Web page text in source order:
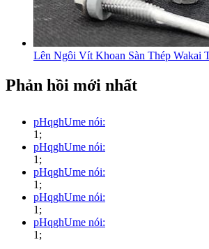
Lên Ngôi Vít Khoan Sàn Thép Wakai
Phản hồi mới nhất
pHqghUme nói:
1;
pHqghUme nói:
1;
pHqghUme nói:
1;
pHqghUme nói:
1;
pHqghUme nói:
1;